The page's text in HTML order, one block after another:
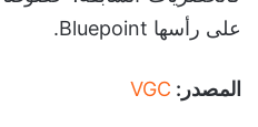
على رأسها Bluepoint.
المصدر: VGC